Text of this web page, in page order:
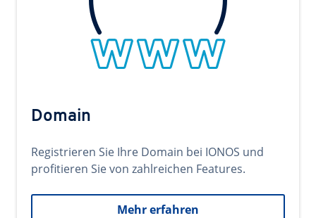
Domain
Registrieren Sie Ihre Domain bei IONOS und
profitieren Sie von zahlreichen Features.
Mehr erfahren